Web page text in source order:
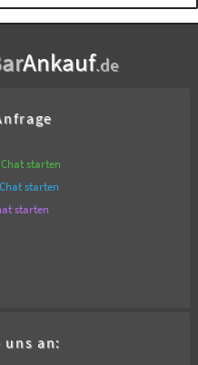
Ankauf.de
starten
starten
starten
uns an: